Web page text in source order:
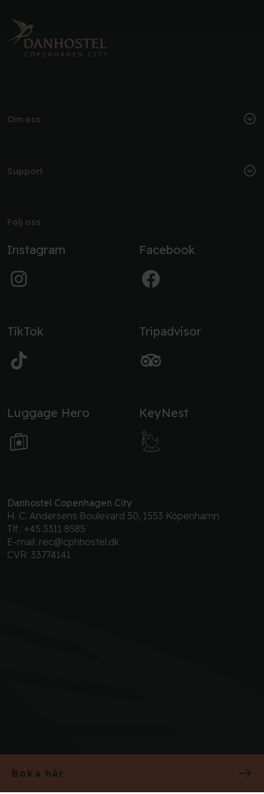
Om oss
Support
Följ oss
Instagram Facebook
TikTok Tripadvisor
Luggage Hero KeyNest
Danhostel Copenhagen City
H. C. Andersens Boulevard 50, 1553 Köpenhamn
Tlf.: +45 3311 8585
E-mail: rec@cphhostel.dk
CVR: 33774141
Boka här